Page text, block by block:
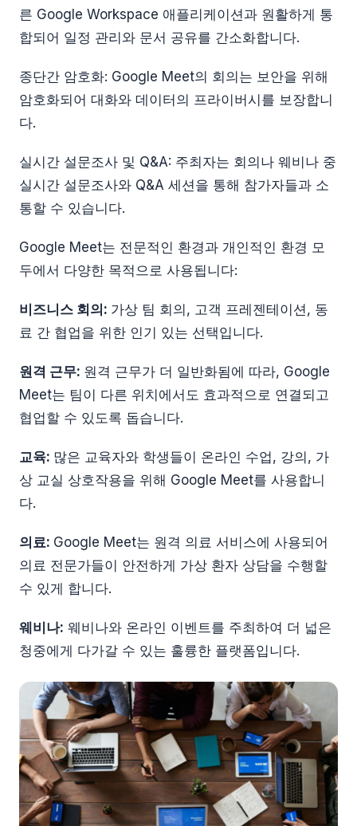
른 Google Workspace 애플리케이션과 원활하게 통
합되어 일정 관리와 문서 공유를 간소화합니다.
종단간 암호화: Google Meet의 회의는 보안을 위해
암호화되어 대화와 데이터의 프라이버시를 보장합니
다.
실시간 설문조사 및 Q&A: 주최자는 회의나 웨비나 중
실시간 설문조사와 Q&A 세션을 통해 참가자들과 소
통할 수 있습니다.
Google Meet는 전문적인 환경과 개인적인 환경 모
두에서 다양한 목적으로 사용됩니다:
비즈니스 회의: 가상 팀 회의, 고객 프레젠테이션, 동
료 간 협업을 위한 인기 있는 선택입니다.
원격 근무: 원격 근무가 더 일반화됨에 따라, Google
Meet는 팀이 다른 위치에서도 효과적으로 연결되고
협업할 수 있도록 돕습니다.
교육: 많은 교육자와 학생들이 온라인 수업, 강의, 가
상 교실 상호작용을 위해 Google Meet를 사용합니
다.
의료: Google Meet는 원격 의료 서비스에 사용되어
의료 전문가들이 안전하게 가상 환자 상담을 수행할
수 있게 합니다.
웨비나: 웨비나와 온라인 이벤트를 주최하여 더 넓은
청중에게 다가갈 수 있는 훌륭한 플랫폼입니다.